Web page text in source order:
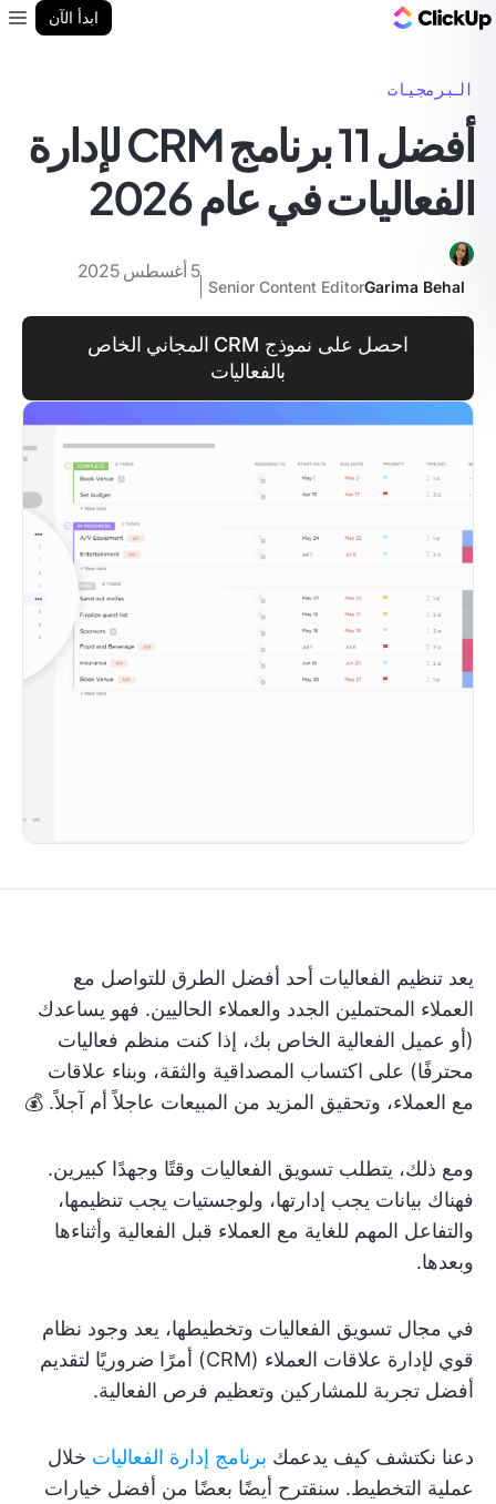
ابدأ الآن
البرمجيات
أفضل 11 برنامج CRM لإدارة
الفعاليات في عام 2026
Garima Behal
Senior Content Editor
5 أغسطس 2025
احصل على نموذج CRM المجاني الخاص
بالفعاليات
يعد تنظيم الفعاليات أحد أفضل الطرق للتواصل مع
العملاء المحتملين الجدد والعملاء الحاليين. فهو يساعدك
(أو عميل الفعالية الخاص بك، إذا كنت منظم فعاليات
محترفًا) على اكتساب المصداقية والثقة، وبناء علاقات
مع العملاء، وتحقيق المزيد من المبيعات عاجلاً أم آجلاً. 💰
ومع ذلك، يتطلب تسويق الفعاليات وقتًا وجهدًا كبيرين.
فهناك بيانات يجب إدارتها، ولوجستيات يجب تنظيمها،
والتفاعل المهم للغاية مع العملاء قبل الفعالية وأثناءها
وبعدها.
في مجال تسويق الفعاليات وتخطيطها، يعد وجود نظام
قوي لإدارة علاقات العملاء (CRM) أمرًا ضروريًا لتقديم
أفضل تجربة للمشاركين وتعظيم فرص الفعالية.
دعنا نكتشف كيف يدعمك برنامج إدارة الفعاليات خلال
عملية التخطيط. سنقترح أيضًا بعضًا من أفضل خيارات